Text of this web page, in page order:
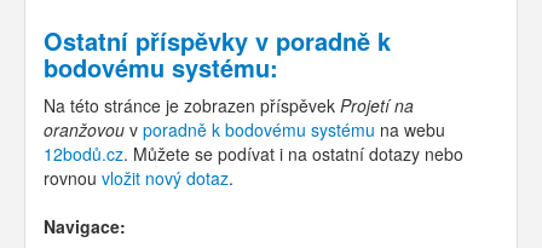
Ostatní příspěvky v poradně k
bodovému systému:
Na této stránce je zobrazen příspěvek Projetí na
oranžovou v poradně k bodovému systému na webu
12bodů.cz. Můžete se podívat i na ostatní dotazy nebo
rovnou vložit nový dotaz.
Navigace: